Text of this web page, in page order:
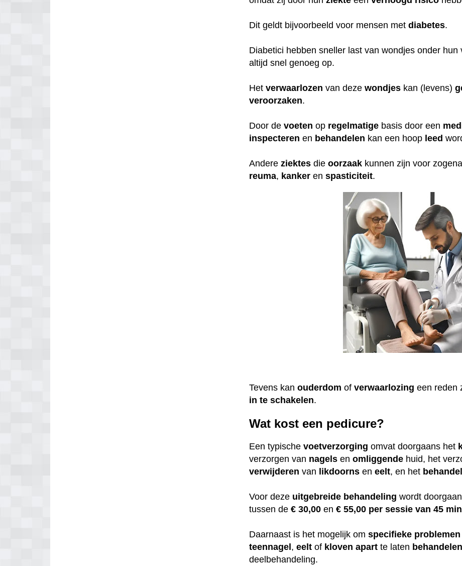
Dit geldt bijvoorbeeld voor mensen metdiabetes.
Diabetici hebben sneller last van wondjes onder
altijd snel genoeg op.
Hetverwaarlozen van dezewondjes kan (levens)
veroorzaken.
Door devoeten op regelmatige basis door een
inspecteren en behandelen kan een hoop leed
Andereziektes dieoorzaak kunnen zijn voor
reuma, kanker enspasticiteit.
Tevens kanouderdom ofverwaarlozing een reden
in te schakelen.
Wat kost een pedicure?
Een typischevoetverzorging omvat doorgaans het
verzorgen van nagels enomliggende huid, het
verwijderen van likdoorns eneelt, en het
Voor deze uitgebreide behandeling wordt
tussen de€ 30,00 en€ 55,00 per sessie van 45
Daarnaast is het mogelijk omspecifieke problemen
teennagel ,eelt of kloven apart te laten behandelen
deelbehandeling.